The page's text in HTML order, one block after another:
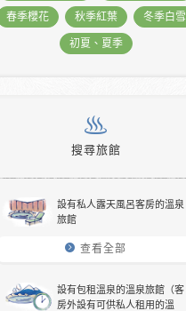
春季櫻花 秋季紅葉 冬季白雪
初夏、夏季
搜尋旅館
設有私人露天風呂客房的溫泉
旅館
查看全部
設有包租溫泉的溫泉旅館（客
房外設有可供私人租用的溫